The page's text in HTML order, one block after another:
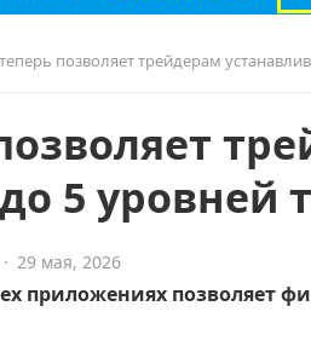
позволяет трейдерам
5 уровней
· 29 мая, 2026
приложениях позволяет